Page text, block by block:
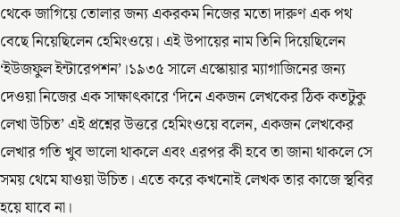
থেকে জাগিয়ে তোলার জন্য একরকম নিজের মতো দারুণ এক পথ
বেছে নিয়েছিলেন হেমিংওয়ে। এই উপায়ের নাম তিনি দিয়েছিলেন
‘ইউজফুল ইন্টারেপশন’।১৯৩৫ সালে এস্কোয়ার ম্যাগাজিনের জন্য
দেওয়া নিজের এক সাক্ষাৎকারে ‘দিনে একজন লেখকের ঠিক কতটুকু
লেখা উচিত’ এই প্রশ্নের উত্তরে হেমিংওয়ে বলেন, একজন লেখকের
লেখার গতি খুব ভালো থাকলে এবং এরপর কী হবে তা জানা থাকলে সে
সময় থেমে যাওয়া উচিত। এতে করে কখনোই লেখক তার কাজে স্থবির
হয়ে যাবে না।